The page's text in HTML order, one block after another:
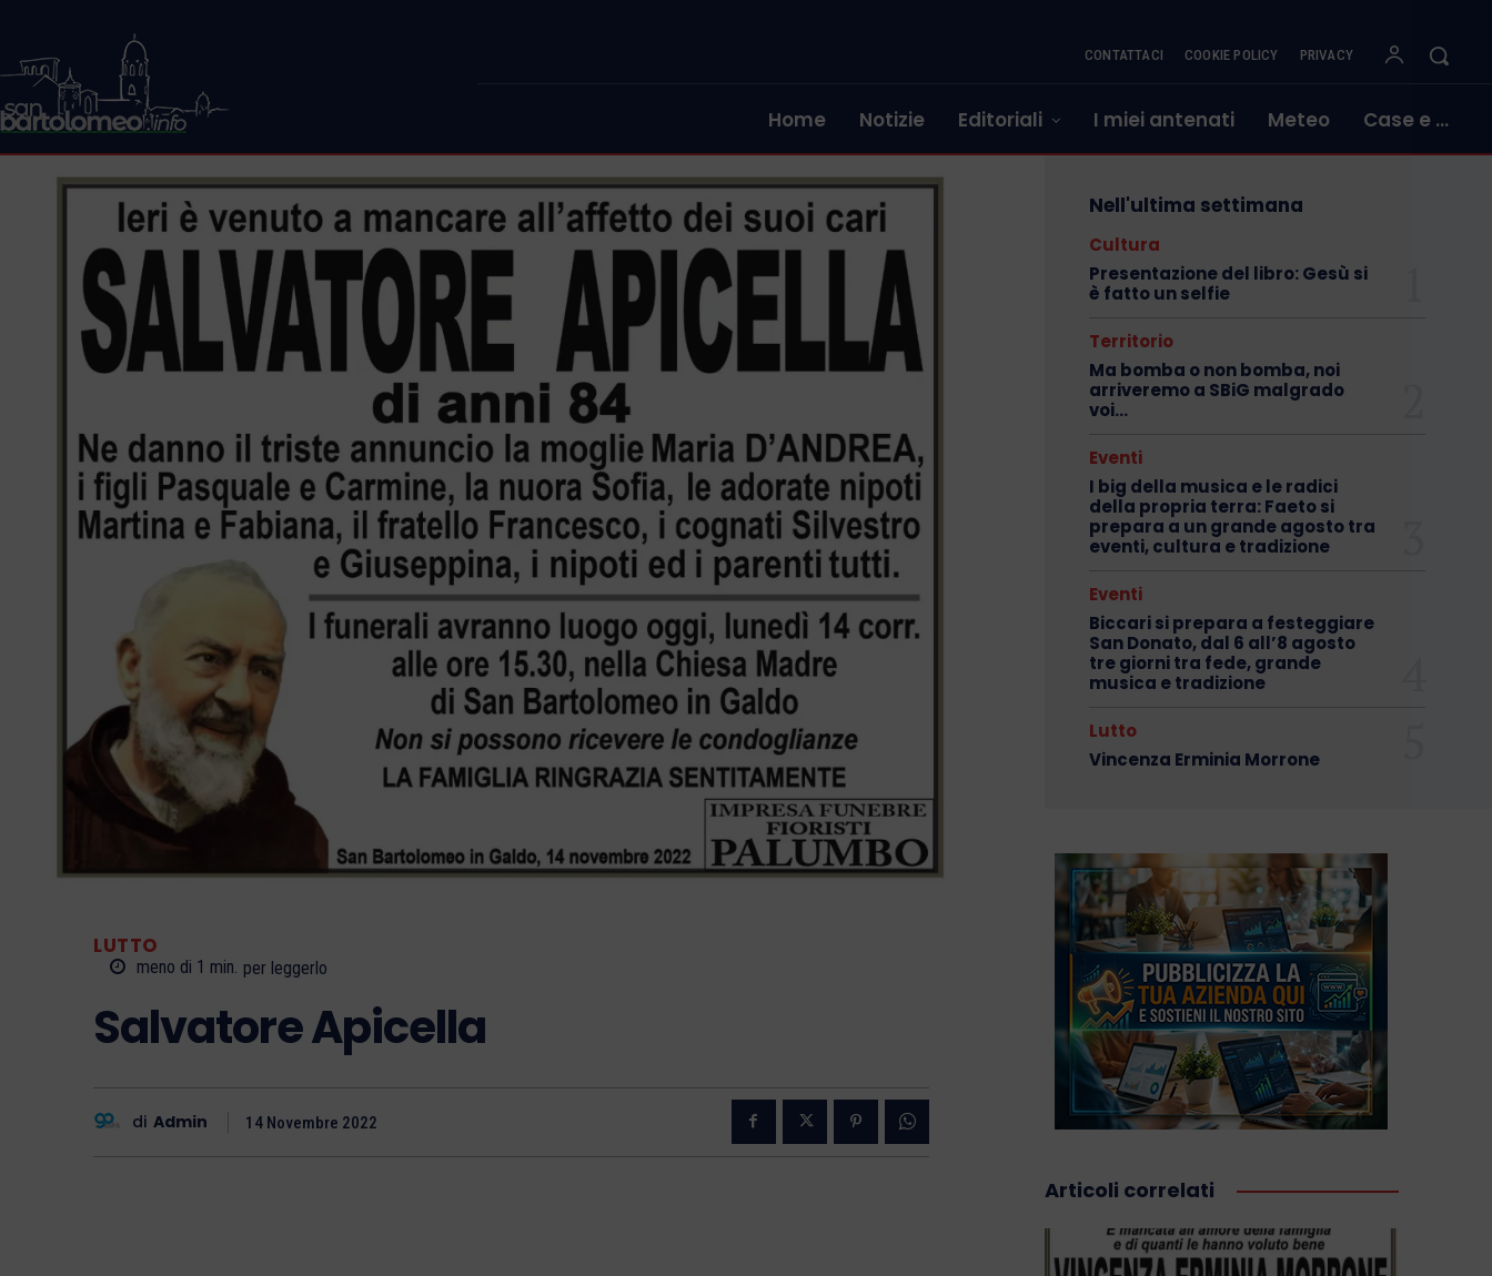
CONTATTACI COOKIE POLICY PRIVACY
Home Notizie Editoriali I miei antenati Meteo Case e …
LUTTO
meno di 1 min. per leggerlo
Salvatore Apicella
di Admin 14 Novembre 2022
Nell'ultima settimana
Cultura
Presentazione del libro: Gesù si
è fatto un selfie
Territorio
Ma bomba o non bomba, noi
arriveremo a SBiG malgrado
voi…
Eventi
I big della musica e le radici
della propria terra: Faeto si
prepara a un grande agosto tra
eventi, cultura e tradizione
Eventi
Biccari si prepara a festeggiare
San Donato, dal 6 all’8 agosto
tre giorni tra fede, grande
musica e tradizione
Lutto
Vincenza Erminia Morrone
Articoli correlati